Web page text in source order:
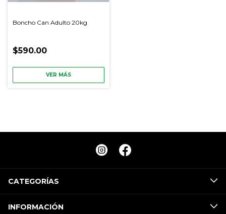
Boncho Can Adulto 20kg
$590.00
VER MÁS
CATEGORÍAS
INFORMACIÓN